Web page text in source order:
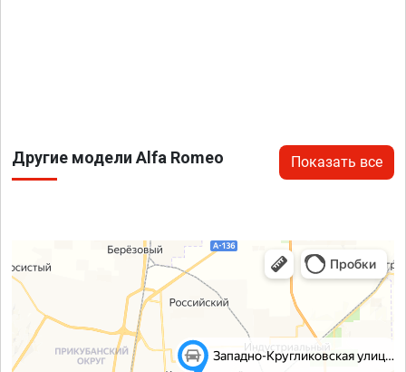
Другие модели Alfa Romeo Показать все